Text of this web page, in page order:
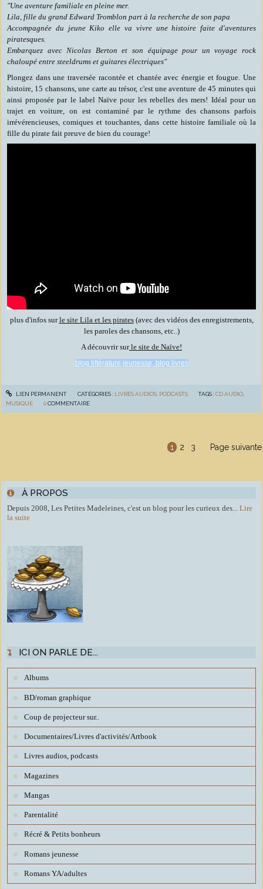
À PROPOS
Depuis 2008, Les Petites Madeleines, c'est un blog pour les curieux des...
Lire
la suite
ICI ON PARLE DE...
Albums
BD/roman graphique
Coup de projecteur sur..
Documentaires/Livres d'activités/Artbook
Livres audios, podcasts
Magazines
Mangas
Parentalité
Récré & Petits bonheurs
Romans jeunesse
Romans YA/adultes
"Une aventure familiale en pleine mer.
Lila, fille du grand Edward Tromblon part à la recherche de son papa
Accompagnée du jeune Kiko elle va vivre une histoire faite d'aventures
piratesques.
Embarquez avec Nicolas Berton et son équipage pour un voyage rock
chaloupé entre steeldrums et guitares électriques"
Plongez dans une traversée racontée et chantée avec énergie et fougue. Une
histoire, 15 chansons, une carte au trésor, c'est une aventure de 45 minutes qui
ainsi proposée par le label Naïve pour les rebelles des mers! Idéal pour un
trajet en voiture, on est contaminé par le rythme des chansons parfois
irrévérencieuses, comiques et touchantes, dans cette histoire familiale où la
fille du pirate fait preuve de bien du courage!
plus d'infos surle site Lila et les pirates(avec des vidéos des enregistrements,
les paroles des chansons, etc..)
A découvrir surle site de Naïve!
blog littérature jeunesse, blog livres
LIEN PERMANENT CATÉGORIES : LIVRES AUDIOS, PODCASTS TAGS :CD AUDIO
MUSIQUE
0 COMMENTAIRE
1 2 3 Page suivante